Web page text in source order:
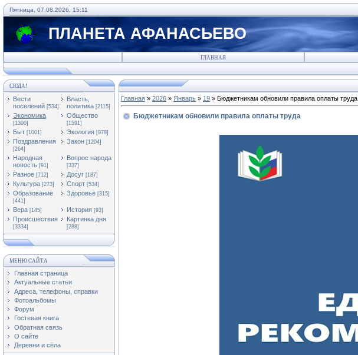
Пятница, 07.08.2026, 15:11
ПЛАНЕТА АФАНАСЬЕВО
ГЛАВНАЯ
СЮДА!
Вести
поселений [534]
Власть,
политика [2115]
Экономика
[1300]
Общество
[1591]
Быт [1001] Экология [978]
Поздравления
[264]
Закон [1204]
Народная
новость [91]
Вопрос народа
[337]
Разное [712] Досуг [187]
Культура [273] Спорт [534]
Образование
[441]
Здоровье [315]
Вера [145] История [93]
Происшествия
[3334]
Картинка дня
[288]
МЕНЮ САЙТА
Главная страница
Актуальные статьи
Адреса, телефоны, справки
Фотоальбомы
Форум
Гостевая книга
Обратная связь
О сайте
Деревни и сёла
Главная » 2026 » Январь » 19 » Бюджетникам обновили правила оплаты труда
Бюджетникам обновили правила оплаты труда